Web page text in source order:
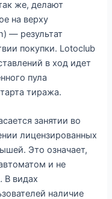
же, делают
на верху
— результат
покупки. Lotoclub
в ход идет
пула
тиража.
занятии во
лицензированных
Это означает,
и не
В видах
наличие